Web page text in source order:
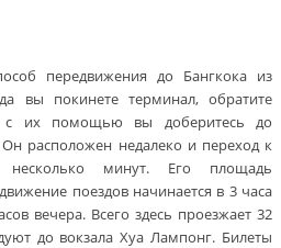
передвижения до Бангкока из
вы покинете терминал, обратите
с их помощью вы доберитесь до
расположен недалеко и переход к
минут. Его площадь
поездов начинается в 3 часа
вечера. Всего здесь проезжает 32
до вокзала Хуа Лампонг. Билеты